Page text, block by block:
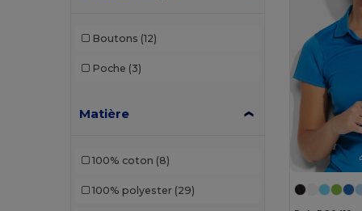
Boutons (12)
Poche (3)
Matière
100% coton (8)
100% polyester (29)